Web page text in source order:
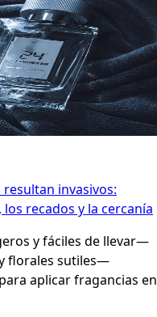
invasivos:
recados y la cercanía
y fáciles de llevar—
florales sutiles—
aplicar fragancias en